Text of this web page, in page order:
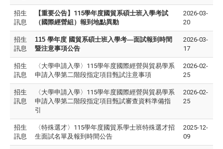
招生
訊息
【重要公告】115學年度國貿系碩士班入學考試
（國際經營組）報到地點異動
2026-03-
20
招生
訊息
115 學年度 國貿系碩士班入學考—面試報到時間
暨注意事項公告
2026-03-
17
招生
訊息
〈大學申請入學〉115學年度國際經營與貿易學系
申請入學第二階段指定項目甄試注意事項
2026-02-
25
招生
訊息
〈大學申請入學〉115學年度國際經營與貿易學系
申請入學第二階段指定項目甄試審查資料準備指
引
2026-02-
25
招生
訊息
〈特殊選才〉115學年度國貿系學士班特殊選才招
生面試名單及報到時間公告
2025-12-
09